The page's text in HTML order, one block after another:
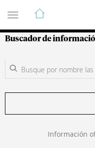
Guía de
Buscador de
Información